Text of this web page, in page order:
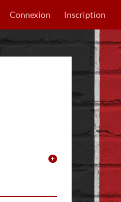
Connexion Inscription